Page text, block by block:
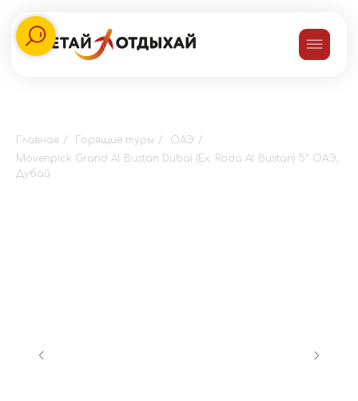
Главная / Горящие туры / ОАЭ /
Movenpick Grand Al Bustan Dubai (Ex. Roda Al Bustan) 5* ОАЭ,
Дубай